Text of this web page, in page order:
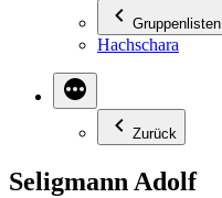
Gruppenlisten
Hachschara
Zurück
Seligmann Adolf